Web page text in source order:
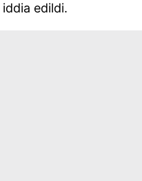
iddia edildi.